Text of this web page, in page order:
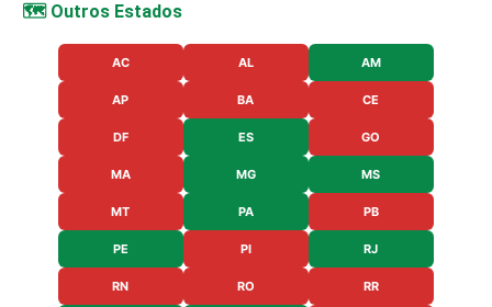
🗺️ Outros Estados
AC AL AM
AP BA CE
DF ES GO
MA MG MS
MT PA PB
PE PI RJ
RN RO RR